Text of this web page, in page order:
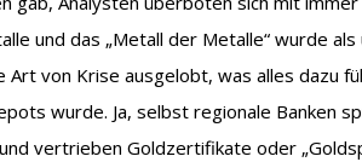
und das „Metall der Metalle“ wurde
Art von Krise ausgelobt, was alles dazu
wurde. Ja, selbst regionale Banken
vertrieben Goldzertifikate oder